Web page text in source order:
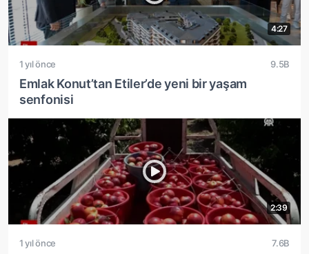
4:27
1 yıl önce 9.5B
Emlak Konut’tan Etiler’de yeni bir yaşam
senfonisi
2:39
1 yıl önce 7.6B